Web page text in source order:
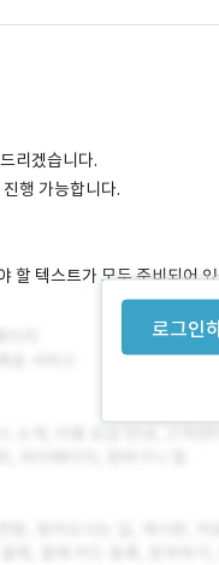
로그인
리겠습니다.
행 가능합니다.
할 텍스트가 모두 준비되어